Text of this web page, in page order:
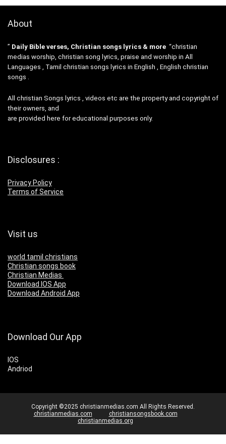
About
” Daily Bible verses, Christian songs lyrics & more “christian
medias worship, christian song lyrics, praise and worship in All
Languages , Tamil christian songs lyrics in English , English christian
songs .
All christian Songs lyrics , videos etc are the property and copyright of
their owners, and
are provided here for educational purposes only.
Disclosures :
Privacy Policy
Terms of Service
Visit us
world tamil christians
Christian songs book
Christian Medias
Download IOS App
Download Android App
Download Our App
IOS
Andriod
Copyright ©2025 christianmedias.com All Rights Reserved.
christianmedias.com
christiansongsbook.com
christianmedias.org